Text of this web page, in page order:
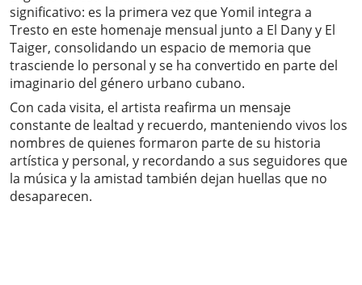
significativo: es la primera vez que Yomil integra a
Tresto en este homenaje mensual junto a El Dany y El
Taiger, consolidando un espacio de memoria que
trasciende lo personal y se ha convertido en parte del
imaginario del género urbano cubano.
Con cada visita, el artista reafirma un mensaje
constante de lealtad y recuerdo, manteniendo vivos los
nombres de quienes formaron parte de su historia
artística y personal, y recordando a sus seguidores que
la música y la amistad también dejan huellas que no
desaparecen.